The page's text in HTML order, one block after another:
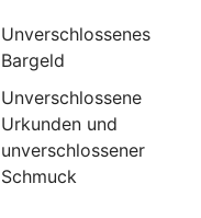
Unverschlossenes
Bargeld
Unverschlossene
Urkunden und
unverschlossener
Schmuck